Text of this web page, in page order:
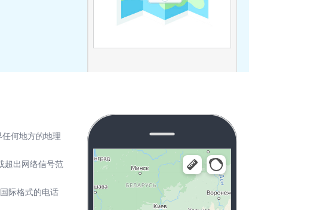
何地方的地理
超出网络信号范
际格式的电话